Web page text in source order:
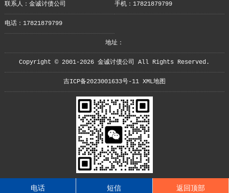
联系人：金诚讨债公司 手机：17821879799
电话：17821879799
地址：
Copyright © 2001-2026 金诚讨债公司 All Rights Reserved.
吉ICP备2023001633号-11 XML地图
电话 短信 返回顶部